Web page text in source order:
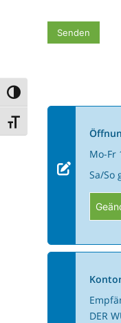
Umschalten auf hohe
Schrift vergrößern
Mo-Fr
Sa/So
DER